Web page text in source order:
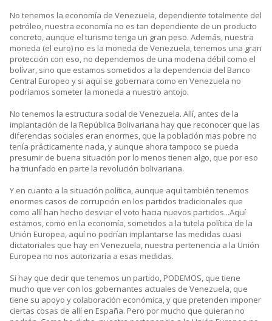
No tenemos la economía de Venezuela, dependiente totalmente del
petróleo, nuestra economía no es tan dependiente de un producto
concreto, aunque el turismo tenga un gran peso. Además, nuestra
moneda (el euro) no es la moneda de Venezuela, tenemos una gran
protección con eso, no dependemos de una modena débil como el
bolívar, sino que estamos sometidos a la dependencia del Banco
Central Europeo y si aquí se gobernara como en Venezuela no
podríamos someter la moneda a nuestro antojo.
No tenemos la estructura social de Venezuela. Allí, antes de la
implantación de la República Bolivariana hay que reconocer que las
diferencias sociales eran enormes, que la población mas pobre no
tenía prácticamente nada, y aunque ahora tampoco se pueda
presumir de buena situación por lo menos tienen algo, que por eso
ha triunfado en parte la revolución bolivariana.
Y en cuanto a la situación política, aunque aquí también tenemos
enormes casos de corrupción en los partidos tradicionales que
como allí han hecho desviar el voto hacia nuevos partidos...Aquí
estamos, como en la economía, sometidos a la tutela política de la
Unión Europea, aquí no podrían implantarse las medidas cuasi
dictatoriales que hay en Venezuela, nuestra pertenencia a la Unión
Europea no nos autorizaría a esas medidas.
Sí hay que decir que tenemos un partido, PODEMOS, que tiene
mucho que ver con los gobernantes actuales de Venezuela, que
tiene su apoyo y colaboración económica, y que pretenden imponer
ciertas cosas de allí en España. Pero por mucho que quieran no